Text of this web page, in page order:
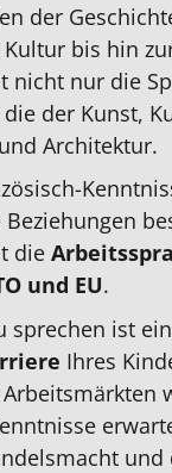
der
bis hin
nicht nur die
der Kunst,
Architektur.
die
und EU.
sprechen ist ein
Ihres
und